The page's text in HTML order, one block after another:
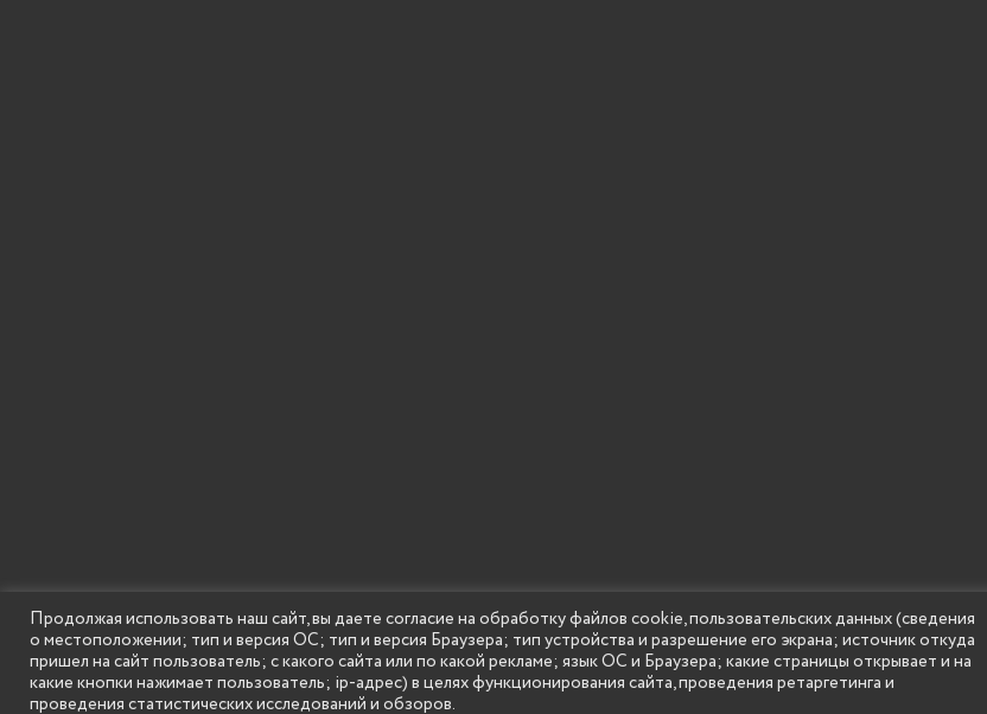
SECONDARY
MENU
© Государственное бюджетное образовательное учреждение высшего образования "Нижегородский
(Княгининский университет) 2002 - 2026
Продолжая использовать наш сайт, вы даете согласие на обработку файлов cookie, пользовательских данных (сведения
о местоположении; тип и версия ОС; тип и версия Браузера; тип устройства и разрешение его экрана; источник откуда
пришел на сайт пользователь; с какого сайта или по какой рекламе; язык ОС и Браузера; какие страницы открывает и на
какие кнопки нажимает пользователь; ip-адрес) в целях функционирования сайта, проведения ретаргетинга и
проведения статистических исследований и обзоров.